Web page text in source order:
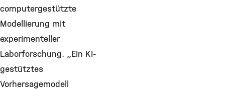
computergestützte
Modellierung mit
experimenteller
Laborforschung. „Ein KI-
gestütztes
Vorhersagemodell